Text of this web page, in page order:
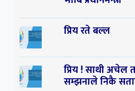
प्रिय रते बल्ल
प्रिय ! साथी अचेल त
सम्झनाले निकै